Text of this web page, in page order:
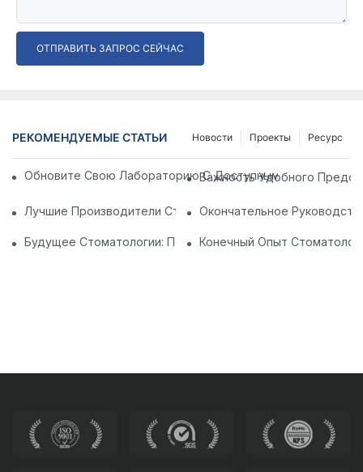
ОТПРАВИТЬ ЗАПРОС СЕЙЧАС
РЕКОМЕНДУЕМЫЕ СТАТЬИ Ресурс
Проекты
Новости
Обновите Свою Лабораторию С Доступными
Важность Удобного
Лучшие Производители Стоматологических Стульев В
Окончательное
Будущее Стоматологии: Персонализированные
Конечный Опыт